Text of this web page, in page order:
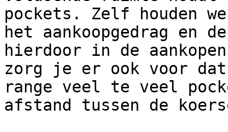
pockets. Zelf houden we
het aankoopgedrag en
hierdoor in de
zorg je er ook voor
range veel te veel
afstand tussen de